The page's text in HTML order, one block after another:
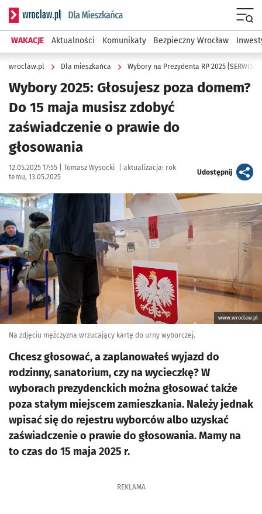
Serwis informacyjny wroclaw.pl podserwis: Dla mieszkańca
WAKACJE Aktualności Komunikaty Bezpieczny Wrocław
wroclaw.pl Dla mieszkańca Wybory na Prezydenta RP 2025 [SERWIS
Wybory 2025: Głosujesz poza domem?
Do 15 maja musisz zdobyć
zaświadczenie o prawie do
głosowania
Data publikacji:
12.05.2025 17:55 | Autor:
Tomasz Wysocki aktualizacja: rok
temu, 13.05.2025
Udostępnijartykuł
Kliknij, aby powiększyć
www.wroclaw.pl
Na zdjęciu mężczyzna wrzucający kartę do urny wyborczej.
Chcesz głosować, a zaplanowałeś wyjazd do
rodzinny, sanatorium, czy na wycieczkę? W
wyborach prezydenckich można głosować także
poza stałym miejscem zamieszkania. Należy jednak
wpisać się do rejestru wyborców albo uzyskać
zaświadczenie o prawie do głosowania. Mamy na
to czas do 15 maja 2025 r.
REKLAMA